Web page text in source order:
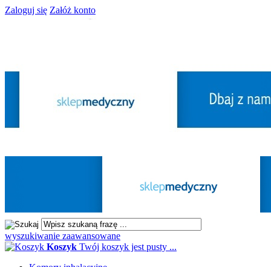
Zaloguj się Załóż konto
wyszukiwanie zaawansowane
Koszyk Twój koszyk jest pusty ...